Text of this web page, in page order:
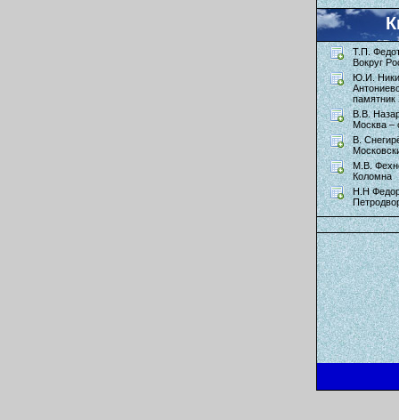
Т.П.
Вокруг
Ю.И.
памятник
В.В.
Москва –
В.
М.В.
Коломна
Н.Н